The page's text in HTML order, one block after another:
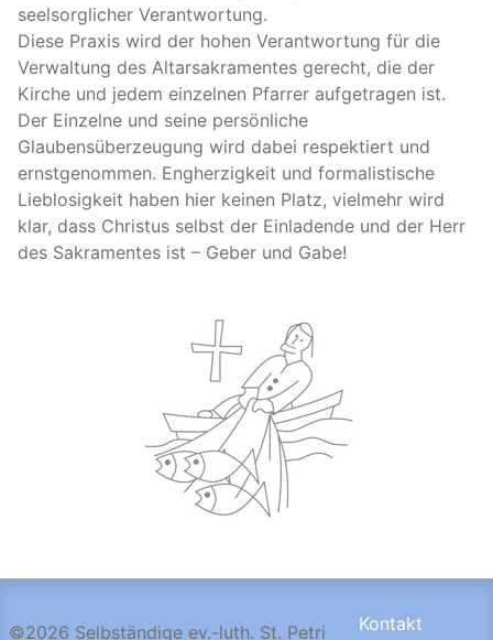
seelsorglicher Verantwortung.
Diese Praxis wird der hohen Verantwortung für die
Verwaltung des Altarsakramentes gerecht, die der
Kirche und jedem einzelnen Pfarrer aufgetragen ist.
Der Einzelne und seine persönliche
Glaubensüberzeugung wird dabei respektiert und
ernstgenommen. Engherzigkeit und formalistische
Lieblosigkeit haben hier keinen Platz, vielmehr wird
klar, dass Christus selbst der Einladende und der Herr
des Sakramentes ist – Geber und Gabe!
©2026 Selbständige ev.-luth. St. Petri Kontakt